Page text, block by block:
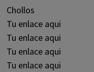
Chollos
Tu enlace aqui
Tu enlace aqui
Tu enlace aqui
Tu enlace aqui